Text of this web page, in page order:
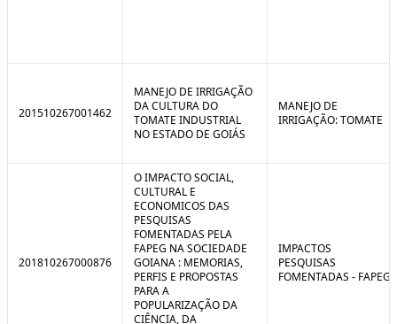
201510267001462
MANEJO DE IRRIGAÇÃO
DA CULTURA DO
TOMATE INDUSTRIAL
NO ESTADO DE GOIÁS
MANEJO DE
IRRIGAÇÃO: TOMATE
201810267000876
O IMPACTO SOCIAL,
CULTURAL E
ECONOMICOS DAS
PESQUISAS
FOMENTADAS PELA
FAPEG NA SOCIEDADE
GOIANA : MEMORIAS,
PERFIS E PROPOSTAS
PARA A
POPULARIZAÇÃO DA
CIÊNCIA, DA
IMPACTOS
PESQUISAS
FOMENTADAS - FAPEG